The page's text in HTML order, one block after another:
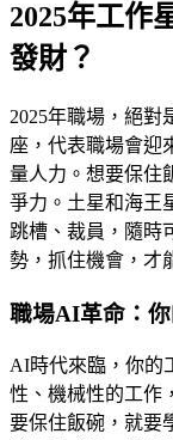
2025年工作
發財？
2025年職場，絕對
座，代表職場會迎
量人力。想要保住
爭力。土星和海王
跳槽、裁員，隨時
勢，抓住機會，才
職場AI革命：
AI時代來臨，你的
性、機械性的工作
要保住飯碗，就要